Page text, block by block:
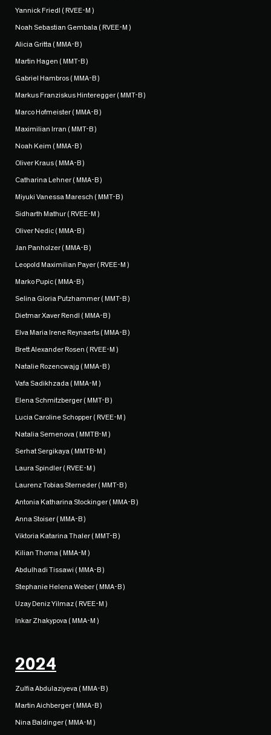
Yannick Friedl ( RVEE-M )
Noah Sebastian Gembala ( RVEE-M )
Alicia Gritta ( MMA-B )
Martin Hagen ( MMT-B )
Gabriel Hambros ( MMA-B )
Markus Franziskus Hinteregger ( MMT-B )
Marco Hofmeister ( MMA-B )
Maximilian Irran ( MMT-B )
Noah Keim ( MMA-B )
Oliver Kraus ( MMA-B )
Catharina Lehner ( MMA-B )
Miyuki Vanessa Maresch ( MMT-B )
Sidharth Mathur ( RVEE-M )
Oliver Nedic ( MMA-B )
Jan Panholzer ( MMA-B )
Leopold Maximilian Payer ( RVEE-M )
Marko Pupic ( MMA-B )
Selina Gloria Putzhammer ( MMT-B )
Dietmar Xaver Rendl ( MMA-B )
Elva Maria Irene Reynaerts ( MMA-B )
Brett Alexander Rosen ( RVEE-M )
Natalie Rozencwajg ( MMA-B )
Vafa Sadikhzada ( MMA-M )
Elena Schmitzberger ( MMT-B )
Lucia Caroline Schopper ( RVEE-M )
Natalia Semenova ( MMTB-M )
Serhat Sergikaya ( MMTB-M )
Laura Spindler ( RVEE-M )
Laurenz Tobias Sterneder ( MMT-B )
Antonia Katharina Stockinger ( MMA-B )
Anna Stoiser ( MMA-B )
Viktoria Katarina Thaler ( MMT-B )
Kilian Thoma ( MMA-M )
Abdulhadi Tissawi ( MMA-B )
Stephanie Helena Weber ( MMA-B )
Uzay Deniz Yilmaz ( RVEE-M )
Inkar Zhakypova ( MMA-M )
2024
Zulfia Abdulaziyeva ( MMA-B )
Martin Aichberger ( MMA-B )
Nina Baldinger ( MMA-M )